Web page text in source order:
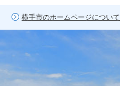
横手市のホームページについて